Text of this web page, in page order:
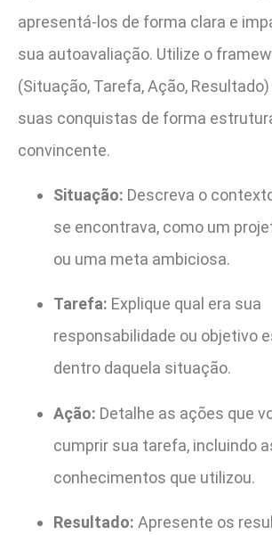
apresentá-los de forma clara e
sua autoavaliação. Utilize o
(Situação, Tarefa, Ação,
suas conquistas de forma
convincente.
Situação: Descreva o
se encontrava, como um
ou uma meta ambiciosa.
Tarefa: Explique qual era sua
responsabilidade ou objetivo
dentro daquela situação.
Ação: Detalhe as ações que
cumprir sua tarefa, incluindo
conhecimentos que utilizou.
Resultado: Apresente os